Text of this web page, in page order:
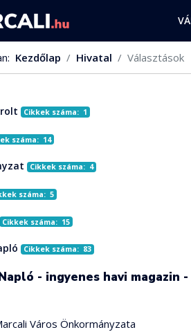
Kezdőlap Hivatal Választások
Cikkek száma: 1
száma: 14
Cikkek száma: 4
száma: 5
Cikkek száma: 15
Cikkek száma: 83
- ingyenes havi magazin
Város Önkormányzata